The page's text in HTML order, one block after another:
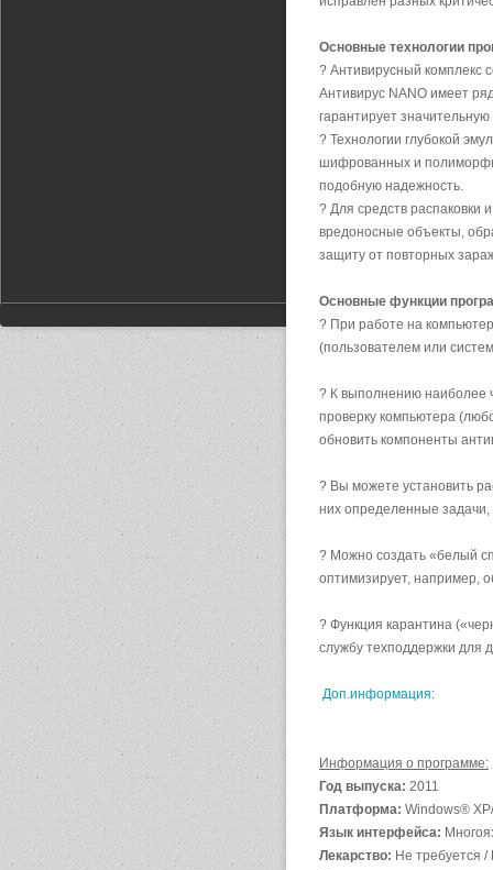
Основные технологии
? Антивирусный комплекс
Антивирус NANO имеет
гарантирует
? Технологии глубокой
шифрованных и
подобную надежность.
? Для средств распаковки
вредоносные объекты,
защиту от повторных
Основные функции
? При работе на
(пользователем или
? К выполнению наиболее
проверку компьютера
обновить компоненты
? Вы можете установить
них определенные
? Можно создать «белый
оптимизирует, например,
? Функция карантина
службу техподдержки для
Доп.информация:
Информация о программе:
Год выпуска: 2011
Платформа: Windows®
Язык интерфейса:
Лекарство: Не требуется /